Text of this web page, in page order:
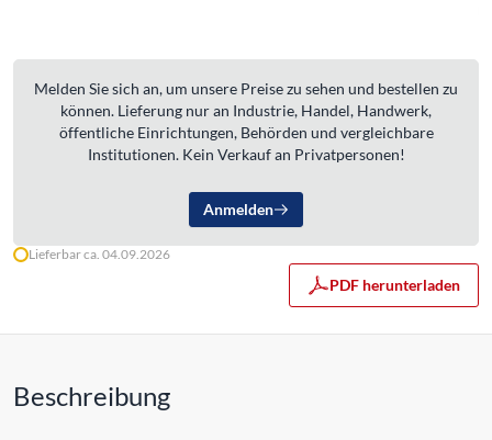
Melden Sie sich an, um unsere Preise zu sehen und bestellen zu
können. Lieferung nur an Industrie, Handel, Handwerk,
öffentliche Einrichtungen, Behörden und vergleichbare
Institutionen. Kein Verkauf an Privatpersonen!
Anmelden
Lieferbar ca. 04.09.2026
PDF herunterladen
Beschreibung